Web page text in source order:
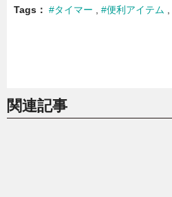
Tags #タイマー #便利アイテム
関連記事